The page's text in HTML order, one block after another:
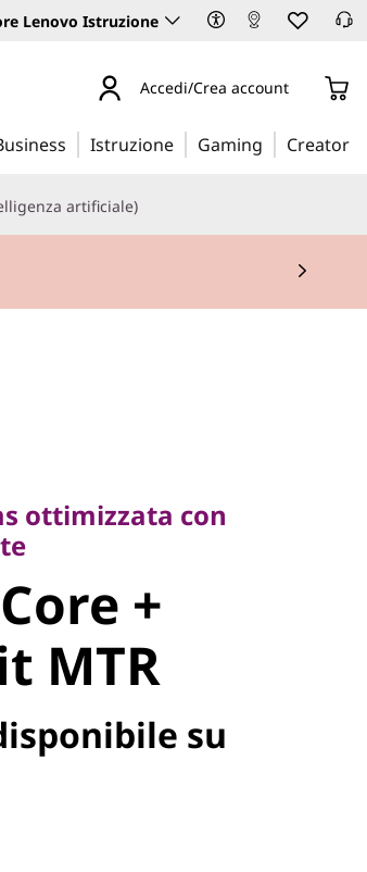
Lenovo Istruzione
Accedi/Crea account
Istruzione Gaming Creator
artificiale)
+
ottimizzata con
+
MTR
su